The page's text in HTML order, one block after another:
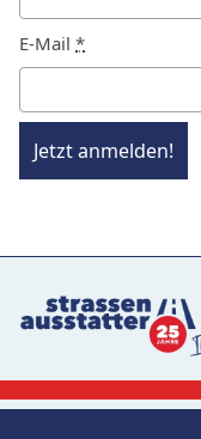
E-Mail *
Jetzt anmelden!